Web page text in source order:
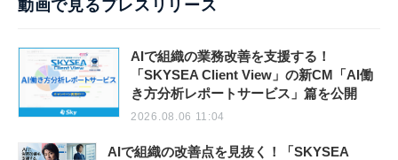
動画で見るプレスリリース
AIで組織の業務改善を支援する！
「SKYSEA Client View」の新CM「AI働
き方分析レポートサービス」篇を公開
2026.08.06 11:04
AIで組織の改善点を見抜く！「SKYSEA